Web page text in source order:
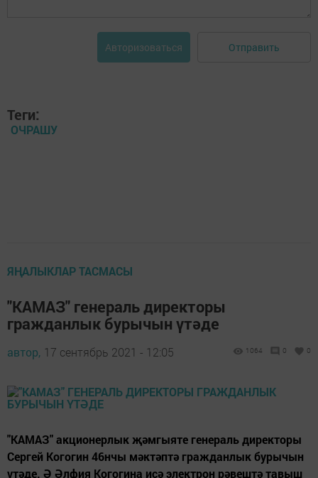
Авторизоваться Отправить
Теги:
ОЧРАШУ
ЯҢАЛЫКЛАР ТАСМАСЫ
"КАМАЗ" генераль директоры
гражданлык бурычын үтәде
автор, 17 сентябрь 2021 - 12:05 1064 0 0
"КАМАЗ" акционерлык җәмгыяте генераль директоры
Сергей Когогин 46нчы мәктәптә гражданлык бурычын
үтәде. Ә Әлфия Когогина исә электрон рәвештә тавыш